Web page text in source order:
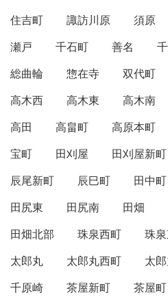
住吉町
諏訪川原 須原
瀬戸
千石町 善名
総曲輪
惣在寺 双代町
高木西
高木東 高木南
高田
高畠町 高原本町
宝町
田刈屋 田刈屋新町
辰尾新町
辰巳町 田中町
田尻東
田尻南 田畑
田畑北部
珠泉西町 珠
太郎丸
太郎丸西町 太
千原崎
茶屋新町 茶屋町